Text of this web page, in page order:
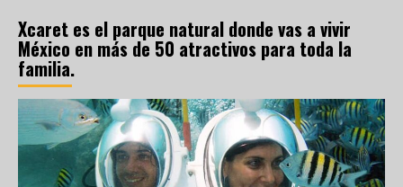
Xcaret es el parque natural donde vas a vivir
México en más de 50 atractivos para toda la
familia.